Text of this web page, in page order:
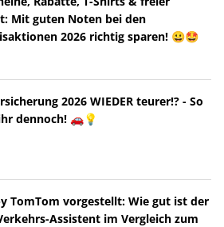
Mit guten Noten bei den
2026 richtig sparen! 😀🤩
2026 WIEDER teurer!? - So
dennoch! 🚗💡
TomTom vorgestellt: Wie gut ist der
Assistent im Vergleich zum